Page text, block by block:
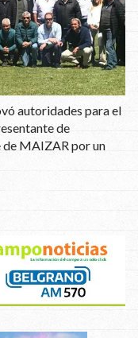
autoridades para el
de
de MAIZAR por un